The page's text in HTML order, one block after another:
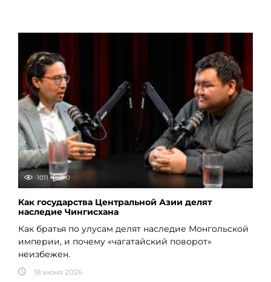
1011 0
Как государства Центральной Азии делят
наследие Чингисхана
Как братья по улусам делят наследие Монгольской
империи, и почему «чагатайский поворот»
неизбежен.
18 июня 2026